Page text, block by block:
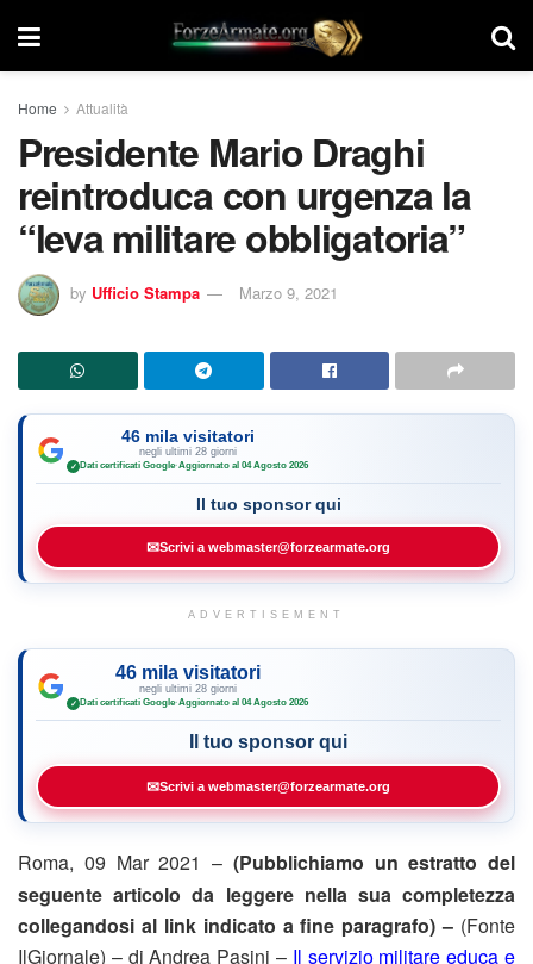
Home Attualità
Presidente Mario Draghi
reintroduca con urgenza la
“leva militare obbligatoria”
by Ufficio Stampa Marzo 9, 2021
46 mila visitatori
negli ultimi 28 giorni
✓ Dati certificati Google·Aggiornato al 04 Agosto 2026
Il tuo sponsor qui
✉Scrivi a webmaster@forzearmate.org
ADVERTISEMENT
46 mila visitatori
negli ultimi 28 giorni
✓ Dati certificati Google·Aggiornato al 04 Agosto 2026
Il tuo sponsor qui
✉Scrivi a webmaster@forzearmate.org
Roma, 09 Mar 2021 – (Pubblichiamo un estratto del
seguente articolo da leggere nella sua completezza
collegandosi al link indicato a fine paragrafo) – (Fonte
IlGiornale) – di Andrea Pasini – Il servizio militare educa e